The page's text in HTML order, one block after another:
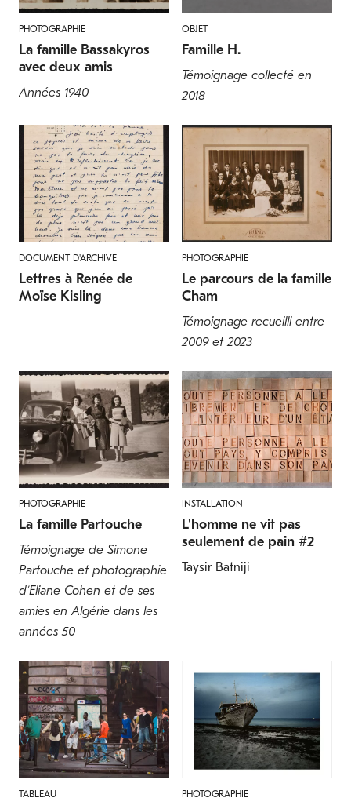
PHOTOGRAPHIE
La famille Bassakyros
avec deux amis
Années 1940
OBJET
Famille H.
Témoignage collecté en
2018
DOCUMENT D'ARCHIVE
Lettres à Renée de
Moïse Kisling
PHOTOGRAPHIE
Le parcours de la famille
Cham
Témoignage recueilli entre
2009 et 2023
PHOTOGRAPHIE
La famille Partouche
Témoignage de Simone
Partouche et photographie
d’Eliane Cohen et de ses
amies en Algérie dans les
années 50
INSTALLATION
L'homme ne vit pas
seulement de pain #2
Taysir Batniji
TABLEAU PHOTOGRAPHIE